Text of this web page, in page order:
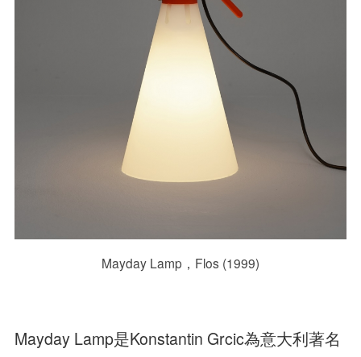
Mayday Lamp，Flos (1999)
Mayday Lamp是Konstantin Grcic為意大利著名